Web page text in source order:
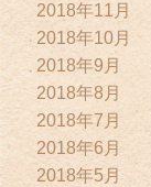
2018年11月
2018年10月
2018年9月
2018年8月
2018年7月
2018年6月
2018年5月